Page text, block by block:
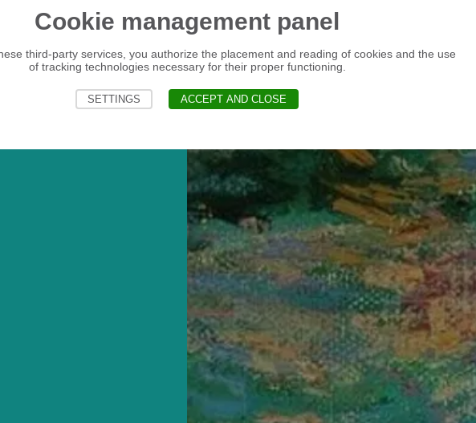
Cookie management panel
third-party services, you authorize the placement and reading of cookies and the use
of tracking technologies necessary for their proper functioning.
SETTINGS ACCEPT AND CLOSE